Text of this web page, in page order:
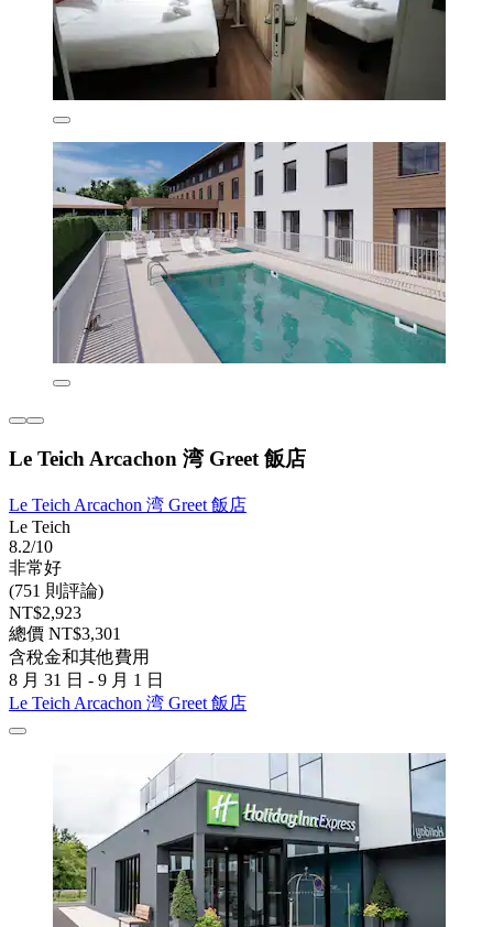
Le Teich Arcachon 湾 Greet 飯店
Le Teich Arcachon 湾 Greet 飯店
Le Teich
8.2/10
非常好
(751 則評論)
NT$2,923
總價 NT$3,301
含稅金和其他費用
8 月 31 日 - 9 月 1 日
Le Teich Arcachon 湾 Greet 飯店